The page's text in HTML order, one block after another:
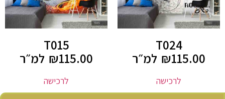
T024
₪115.00 למ״ר
לרכישה
T015
₪115.00 למ״ר
לרכישה